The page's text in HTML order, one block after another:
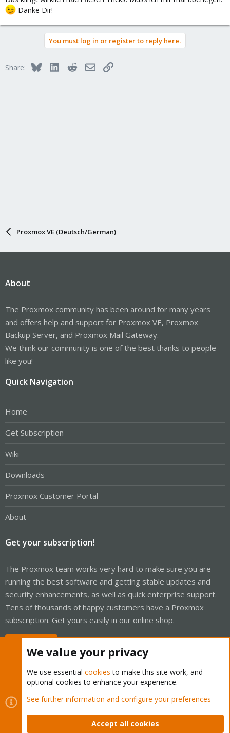
Danke Dir!
You must log in or register to reply here.
Share: BlueskyLinkedInRedditEmailLink
Proxmox VE (Deutsch/German)
About
The Proxmox community has been around for many years
and offers help and support for Proxmox VE, Proxmox
Backup Server, and Proxmox Mail Gateway.
We think our community is one of the best thanks to people
like you!
Quick Navigation
Home
Get Subscription
Wiki
Downloads
Proxmox Customer Portal
About
Get your subscription!
The Proxmox team works very hard to make sure you are
running the best software and getting stable updates and
security enhancements, as well as quick enterprise support.
Tens of thousands of happy customers have a Proxmox
subscription. Get yours easily in our online shop.
Cookies
Proxmox Support Forum - Light Mode
Contact us
Terms and rules Privacy policy Help Home
We value your privacy
We use essential cookies to make this site work, and
optional cookies to enhance your experience.
See further information and configure your preferences
Accept all cookies